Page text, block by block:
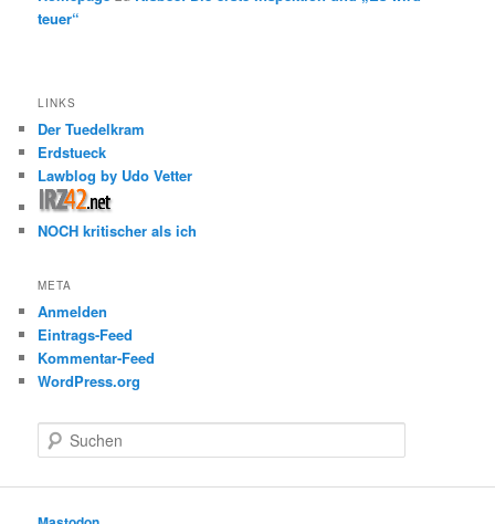
teuer“
LINKS
Der Tuedelkram
Erdstueck
Lawblog by Udo Vetter
NOCH kritischer als ich
META
Anmelden
Eintrags-Feed
Kommentar-Feed
WordPress.org
u
e